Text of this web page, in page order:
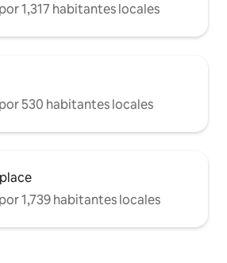
1,317 habitantes locales
530 habitantes locales
1,739 habitantes locales